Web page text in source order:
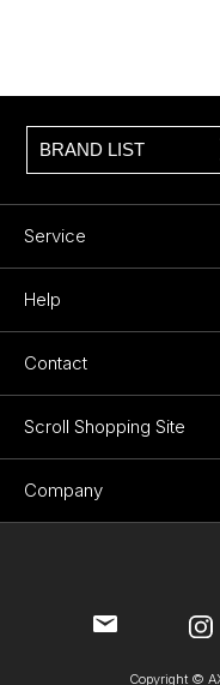
BRAND LIST
Service
Help
Contact
Scroll Shopping Site
Company
Copyright ©